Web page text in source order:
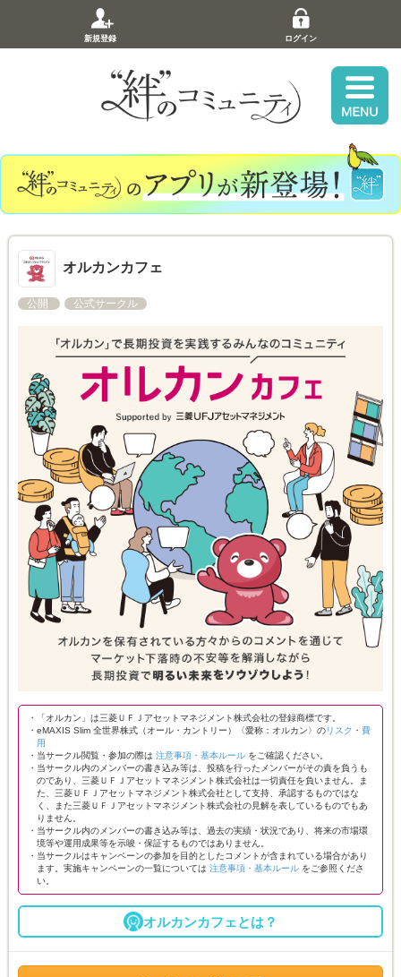
新規登録 ログイン
オルカンカフェ
公開 公式サークル
・「オルカン」は三菱ＵＦＪアセットマネジメント株式会社の登録商標です。
・eMAXIS Slim 全世界株式（オール・カントリー）〈愛称：オルカン〉のリスク ・ 費
用
・当サークル閲覧・参加の際は 注意事項・基本ルール をご確認ください。
・当サークル内のメンバーの書き込み等は、投稿を行ったメンバーがその責を負うも
のであり、三菱ＵＦＪアセットマネジメント株式会社は一切責任を負いません。ま
た、三菱ＵＦＪアセットマネジメント株式会社として支持、承認するものではな
く、また三菱ＵＦＪアセットマネジメント株式会社の見解を表しているものでもあ
りません。
・当サークル内のメンバーの書き込み等は、過去の実績・状況であり、将来の市場環
境等や運用成果等を示唆・保証するものではありません。
・当サークルはキャンペーンの参加を目的としたコメントが含まれている場合があり
ます。実施キャンペーンの一覧については 注意事項・基本ルール をご参照くださ
い。
オルカンカフェとは？